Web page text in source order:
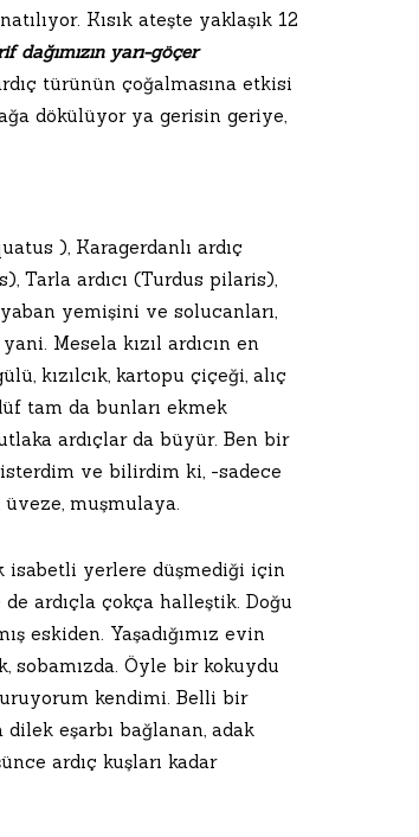
Kısık ateşte yaklaşık 12
dağımızın yarı-göçer
türünün çoğalmasına etkisi
dökülüyor ya gerisin geriye,
), Karagerdanlı ardıç
Tarla ardıcı (Turdus pilaris),
yemişini ve solucanları,
Mesela kızıl ardıcın en
kızılcık, kartopu çiçeği, alıç
tam da bunları ekmek
ardıçlar da büyür. Ben bir
ve bilirdim ki, -sadece
muşmulaya.
isabetli yerlere düşmediği için
ardıçla çokça halleştik. Doğu
eskiden. Yaşadığımız evin
sobamızda. Öyle bir kokuydu
kendimi. Belli bir
eşarbı bağlanan, adak
ardıç kuşları kadar